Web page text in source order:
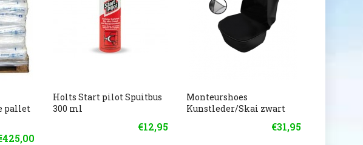
pallet
Holts Start pilot Spuitbus
300 ml
€12,95
Monteurshoes
Kunstleder/Skai zwart
€31,95